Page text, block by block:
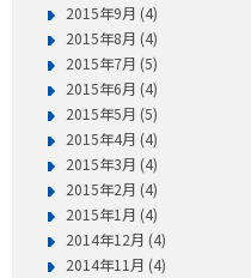
2015年9月 (4)
2015年8月 (4)
2015年7月 (5)
2015年6月 (4)
2015年5月 (5)
2015年4月 (4)
2015年3月 (4)
2015年2月 (4)
2015年1月 (4)
2014年12月 (4)
2014年11月 (4)